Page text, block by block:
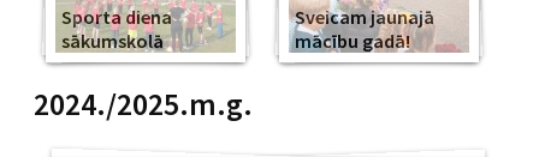
Sporta diena
sākumskolā
Sveicam jaunajā
mācību gadā!
2024./2025.m.g.